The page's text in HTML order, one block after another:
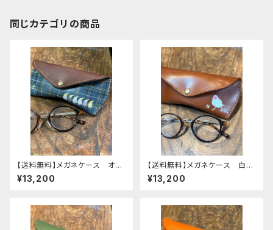
同じカテゴリの商品
【送料無料】メガネケース オカ
メインコ ぽわん シリーズ
ネイビー タータンチェック 栃
¥13,200
【送料無料】メガネケース 白文
鳥 Brown ブラウン 文鳥
ぶんちょう 栃木レザー
¥13,200